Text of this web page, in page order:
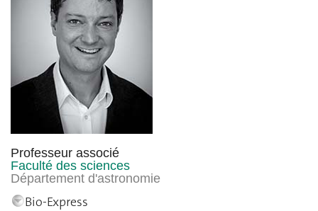
Professeur associé
Faculté des sciences
Département d'astronomie
Bio-Express